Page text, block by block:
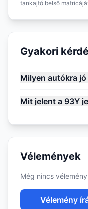
tankajtó belső
Gyakori
Milyen autókra
Mit jelent a 93Y
Vélemények
Még nincs
Vélemény